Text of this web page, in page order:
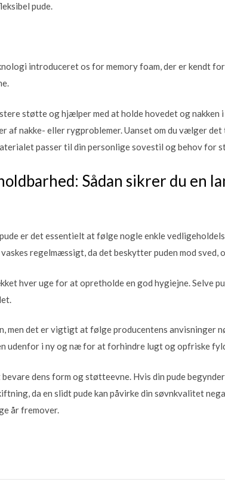
pude.
introduceret os for memory foam, der er kendt
støtte og hjælper med at holde hovedet og nakken
af nakke- eller rygproblemer. Uanset om du vælger
passer til din personlige sovestil og behov for
Sådan sikrer du en
er det essentielt at følge nogle enkle
regelmæssigt, da det beskytter puden mod sved,
hver uge for at opretholde en god hygiejne. Selve
men det er vigtigt at følge producentens anvisninger
udenfor i ny og næ for at forhindre lugt og opfriske
dens form og støtteevne. Hvis din pude
da en slidt pude kan påvirke din søvnkvalitet
år fremover.